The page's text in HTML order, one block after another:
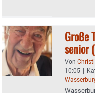
Große
senior
Von
10:05 |